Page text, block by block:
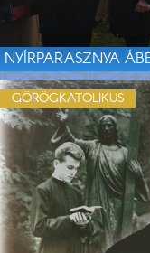
NYÍRPARASZNYA
GÖRÖGKATOLIKUS